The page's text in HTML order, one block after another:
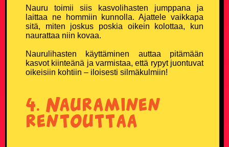
Tauski vitsit
Tuksu vitsit
Turkulaisvitsit
Urheiluvitsit
Nauru toimii siis kasvolihasten jumppana ja
laittaa ne hommiin kunnolla. Ajattele vaikkapa
sitä, miten joskus poskia oikein kolottaa, kun
naurattaa niin kovaa.
Naurulihasten käyttäminen auttaa pitämään
kasvot kiinteänä ja varmistaa, että rypyt juontuvat
oikeisiin kohtiin – iloisesti silmäkulmiin!
4. Nauraminen
rentouttaa